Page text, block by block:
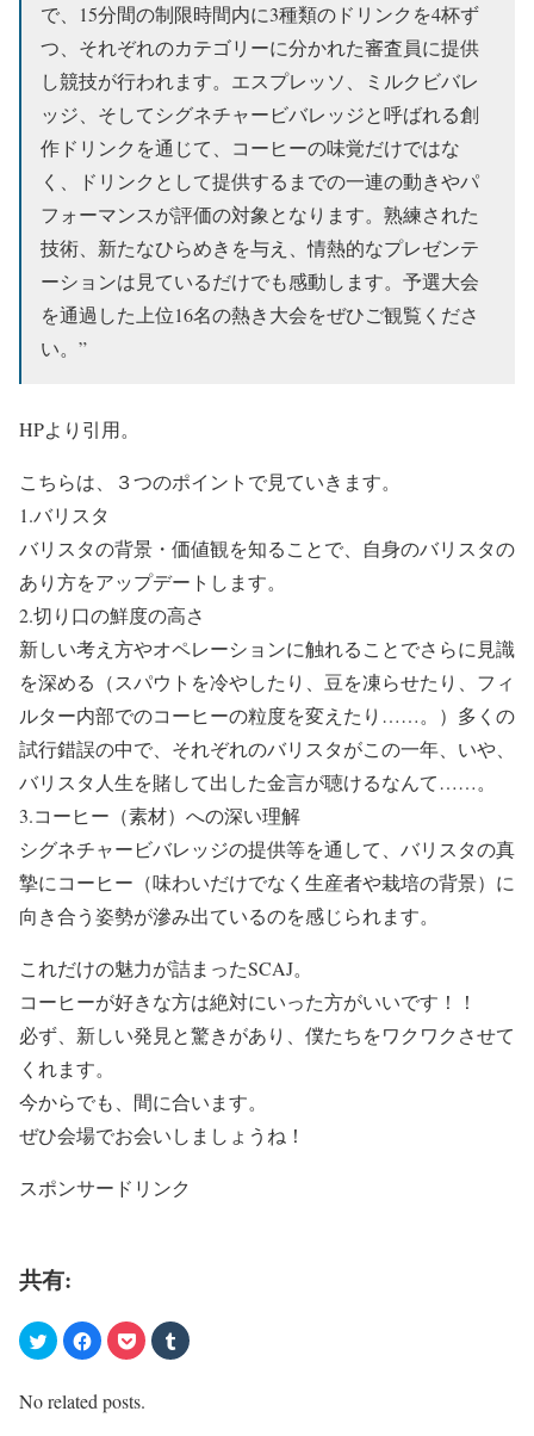
で、15分間の制限時間内に3種類のドリンクを4杯ず
つ、それぞれのカテゴリーに分かれた審査員に提供
し競技が行われます。エスプレッソ、ミルクビバレ
ッジ、そしてシグネチャービバレッジと呼ばれる創
作ドリンクを通じて、コーヒーの味覚だけではな
く、ドリンクとして提供するまでの一連の動きやパ
フォーマンスが評価の対象となります。熟練された
技術、新たなひらめきを与え、情熱的なプレゼンテ
ーションは見ているだけでも感動します。予選大会
を通過した上位16名の熱き大会をぜひご観覧くださ
い。”
HPより引用。
こちらは、３つのポイントで見ていきます。
1.バリスタ
バリスタの背景・価値観を知ることで、自身のバリスタの
あり方をアップデートします。
2.切り口の鮮度の高さ
新しい考え方やオペレーションに触れることでさらに見識
を深める（スパウトを冷やしたり、豆を凍らせたり、フィ
ルター内部でのコーヒーの粒度を変えたり……。）多くの
試行錯誤の中で、それぞれのバリスタがこの一年、いや、
バリスタ人生を賭して出した金言が聴けるなんて……。
3.コーヒー（素材）への深い理解
シグネチャービバレッジの提供等を通して、バリスタの真
摯にコーヒー（味わいだけでなく生産者や栽培の背景）に
向き合う姿勢が滲み出ているのを感じられます。
これだけの魅力が詰まったSCAJ。
コーヒーが好きな方は絶対にいった方がいいです！！
必ず、新しい発見と驚きがあり、僕たちをワクワクさせて
くれます。
今からでも、間に合います。
ぜひ会場でお会いしましょうね！
スポンサードリンク
共有:
No related posts.